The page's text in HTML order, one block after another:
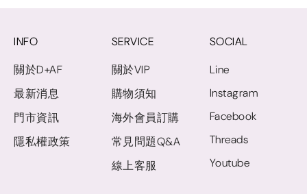
INFO
關於D+AF
最新消息
門市資訊
隱私權政策
SERVICE
關於VIP
購物須知
海外會員訂購
常見問題Q&A
線上客服
SOCIAL
Line
Instagram
Facebook
Threads
Youtube